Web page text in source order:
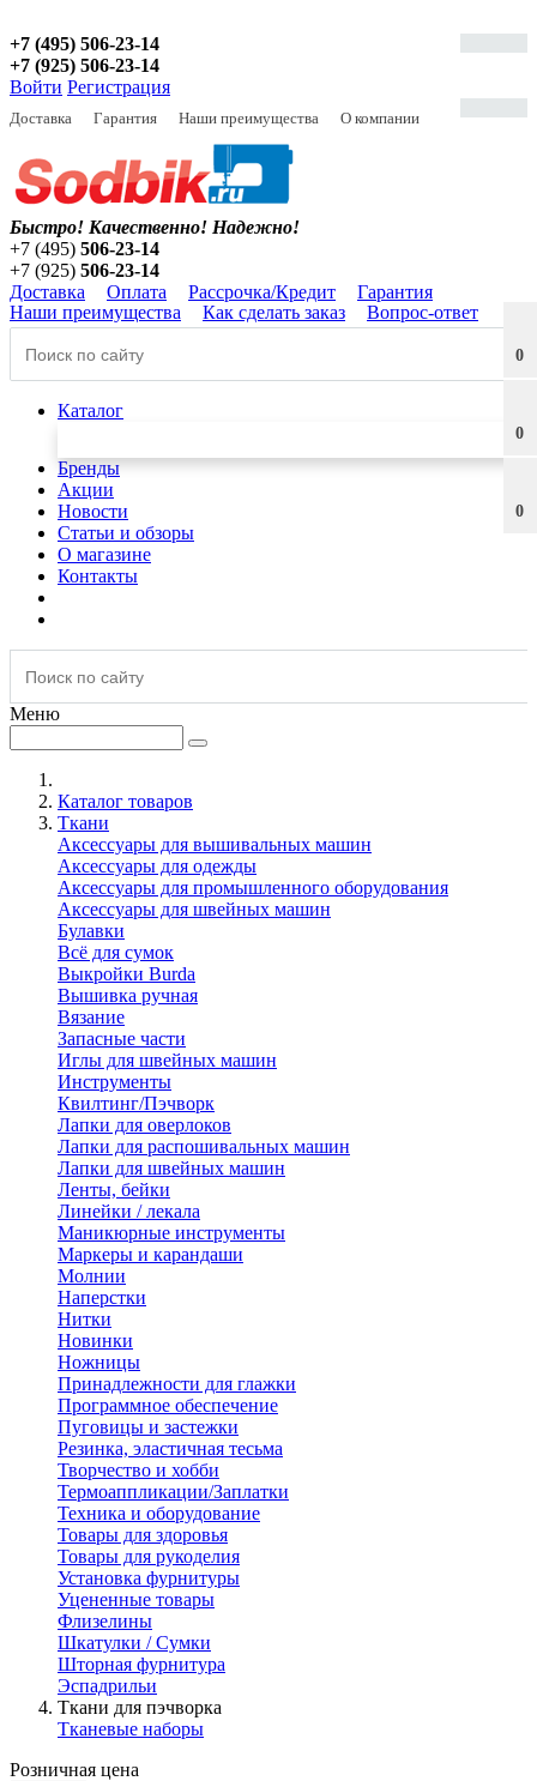
+7 (495) 506-23-14
+7 (925) 506-23-14
Войти Регистрация
Доставка Гарантия Наши преимущества О компании
0
0
0
Быстро! Качественно! Надежно!
+7 (495) 506-23-14
+7 (925) 506-23-14
Доставка
Оплата Рассрочка/Кредит
Гарантия
Наши преимущества
Как сделать заказ Вопрос-ответ
Каталог
Бренды
Акции
Новости
Статьи и обзоры
О магазине
Контакты
Меню
Каталог товаров
Ткани
Аксессуары для вышивальных машин
Аксессуары для одежды
Аксессуары для промышленного оборудования
Аксессуары для швейных машин
Булавки
Всё для сумок
Выкройки Burda
Вышивка ручная
Вязание
Запасные части
Иглы для швейных машин
Инструменты
Квилтинг/Пэчворк
Лапки для оверлоков
Лапки для распошивальных машин
Лапки для швейных машин
Ленты, бейки
Линейки / лекала
Маникюрные инструменты
Маркеры и карандаши
Молнии
Наперстки
Нитки
Новинки
Ножницы
Принадлежности для глажки
Программное обеспечение
Пуговицы и застежки
Резинка, эластичная тесьма
Творчество и хобби
Термоаппликации/Заплатки
Техника и оборудование
Товары для здоровья
Товары для рукоделия
Установка фурнитуры
Уцененные товары
Флизелины
Шкатулки / Сумки
Шторная фурнитура
Эспадрильи
Ткани для пэчворка
Тканевые наборы
Розничная цена